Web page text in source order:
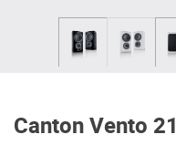
Canton Vento 21